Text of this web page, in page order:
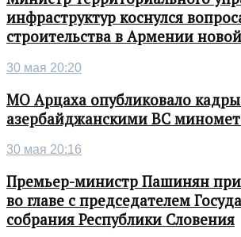
инфраструктур коснулся
строительства в Армении
30 мая 20:20
МО Арцаха опубликовало
азербайджанскими ВС
30 мая 20:16
Премьер-министр Пашинян
во главе с председателем
собрания Республики Словения